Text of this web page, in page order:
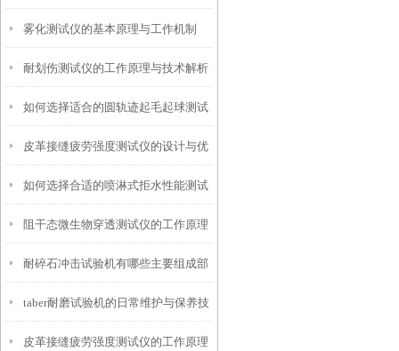
应用指南
雾化测试仪的基本原理与工作机制
耐划伤测试仪的工作原理与技术解析
如何选择适合的圆轨迹起毛起球测试
仪？
皮革接缝疲劳强度测试仪的设计与优
化
如何选择合适的喷淋式拒水性能测试
仪
阻干态微生物穿透测试仪的工作原理
解析
耐碎石冲击试验机有哪些主要组成部
分？
taber耐磨试验机的日常维护与保养技
巧
皮革接缝疲劳强度测试仪的工作原理